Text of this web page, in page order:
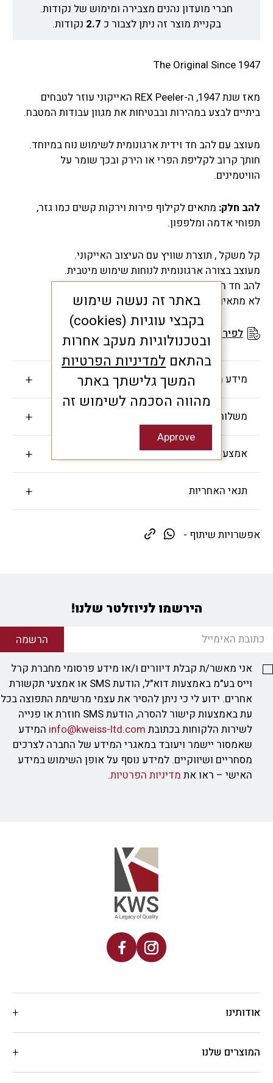
חברי מועדון נהנים מצבירה ומימוש של נקודות.
בקניית מוצר זה ניתן לצבור כ 2.7 נקודות.
The Original Since 1947
מאז שנת 1947, ה-REX Peeler האייקוני עוזר לטבחים
ביתיים לבצע במהירות ובבטיחות את מגוון עבודות המטבח.
מעוצב עם להב חד וידית ארגונומית לשימוש נוח במיוחד.
חותך קרוב לקליפת הפרי או הירק ובכך שומר על
הוויטמינים.
להב חלק: מתאים לקילוף פירות וירקות קשים כמו גזר,
תפוחי אדמה ומלפפון.
קל משקל , תוצרת שוויץ עם העיצוב האייקוני.
מעוצב בצורה ארגונומית לנוחות שימוש מיטבית.
להב חד הופך את פעולת הקילוף לקלה במיוחד.
לא מתאים לניקוי במדיח כלים!
לפירוט תנאי האחריות
מידע חשוב
משלוחים והחזרות
אמצעי תשלום
תנאי האחריות
אפשרויות שיתוף -
הירשמו לניוזלטר שלנו!
הרשמה
אני מאשר/ת קבלת דיוורים ו/או מידע פרסומי מחברת קרל
וייס בע"מ באמצעות דוא"ל, הודעת SMS או אמצעי תקשורת
אחרים. ידוע לי כי ניתן להסיר את עצמי מרשימת התפוצה בכל
עת באמצעות קישור להסרה, הודעת SMS חוזרת או פנייה
לשירות הלקוחות בכתובת info@kweiss-ltd.com המידע
שאמסור יישמר ויעובד במאגרי המידע של החברה לצרכים
מסחריים ושיווקיים. למידע נוסף על אופן השימוש במידע
האישי – ראו את מדיניות הפרטיות.
אודותינו
המוצרים שלנו
באתר זה נעשה שימוש
בקבצי עוגיות (cookies)
ובטכנולוגיות מעקב אחרות
בהתאם למדיניות הפרטיות
המשך גלישתך באתר
מהווה הסכמה לשימוש זה
Approve